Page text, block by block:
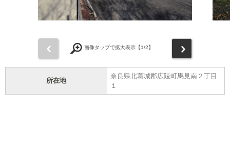
画像タップで拡大表示【1/2】
所在地
奈良県北葛城郡広陵町馬見南２丁目
１